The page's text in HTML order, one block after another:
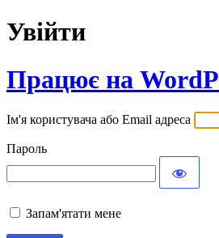
Увійти
Працює на
Ім'я користувача або Email адреса
Пароль
Запам'ятати мене